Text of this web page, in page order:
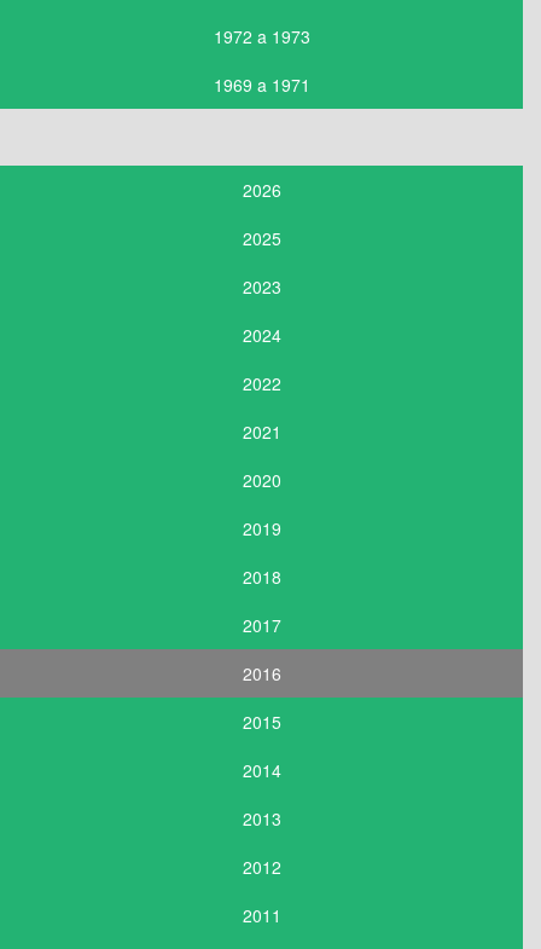
1972 a 1973
1969 a 1971
2026
2025
2023
2024
2022
2021
2020
2019
2018
2017
2016
2015
2014
2013
2012
2011